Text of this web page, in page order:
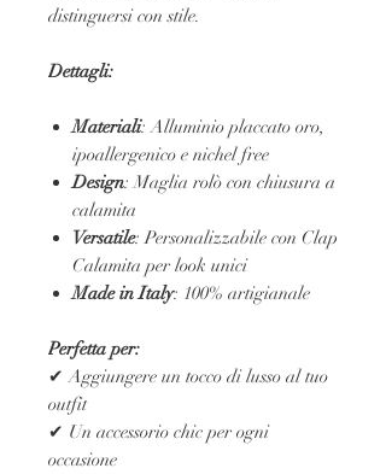
distinguersi con stile.
Dettagli:
Materiali: Alluminio placcato oro,
ipoallergenico e nichel free
Design: Maglia rolò con chiusura a
calamita
Versatile: Personalizzabile con Clap
Calamita per look unici
Made in Italy: 100% artigianale
Perfetta per:
✔ Aggiungere un tocco di lusso al tuo
outfit
✔ Un accessorio chic per ogni
occasione